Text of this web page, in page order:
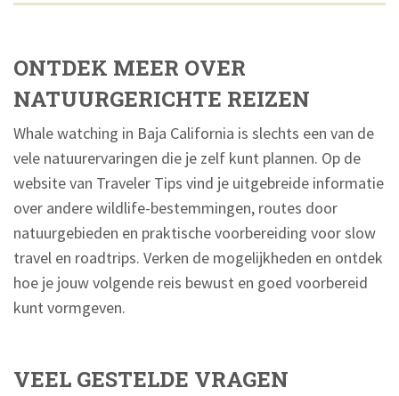
ONTDEK MEER OVER
NATUURGERICHTE REIZEN
Whale watching in Baja California is slechts een van de
vele natuurervaringen die je zelf kunt plannen. Op de
website van Traveler Tips vind je uitgebreide informatie
over andere wildlife-bestemmingen, routes door
natuurgebieden en praktische voorbereiding voor slow
travel en roadtrips. Verken de mogelijkheden en ontdek
hoe je jouw volgende reis bewust en goed voorbereid
kunt vormgeven.
VEEL GESTELDE VRAGEN